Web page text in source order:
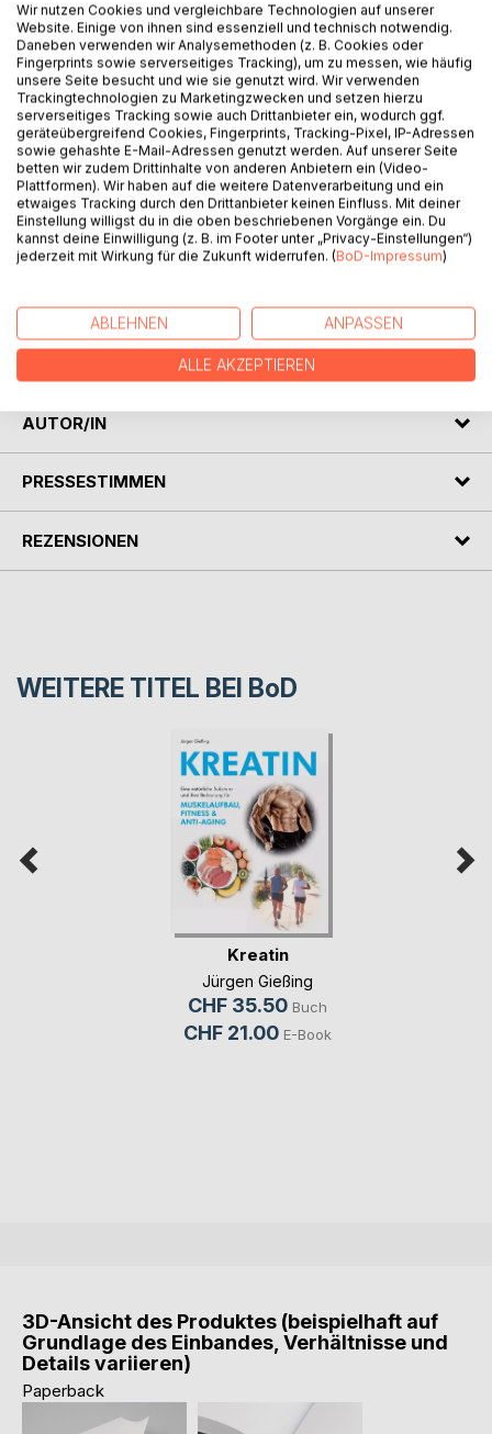
Das HIT (Hochintensitätstraining) gilt zu Recht als die
effizienteste aller Methoden für mehr Muskelmasse und
Fitness. Mit keiner anderen Trainingsmethode lassen sich
bei sehr geringem Zeitaufwand derart ausgeprägte
Verbesserungen und Leistungssteigerungen erzielen. Zwei
Trainingseinheiten pro Woche von wenigen Minuten Dauer
reichen vollkommen aus, um die gewünschten Ergebnisse
zu erreichen. Dies gelingt durch die Konzentration auf die
richtige Technik, langsame Übungsausführung und eine
angemessene Intensität. Das Buch enthält zahlreiche
Übungsabbildungen und geeignete Beispieltrainingspläne,
die direkt übernommen oder an die eigenen Bedürfnisse
Zusätzlich wird erläutert, welche Missverständnisse zu der
Formel "je mehr Training, desto besser" geführt haben und
warum sich diese Fehleinschätzung bis heute hält.
AUTOR/IN
PRESSESTIMMEN
REZENSIONEN
WEITERE TITEL BEI BoD
Kreatin
Jürgen Gießing
CHF 35.50 Buch
CHF 21.00 E-Book
3D-Ansicht des Produktes (beispielhaft auf
Grundlage des Einbandes, Verhältnisse und
Details variieren)
Paperback
Wir nutzen Cookies und vergleichbare Technologien auf unserer
Website. Einige von ihnen sind essenziell und technisch notwendig.
Daneben verwenden wir Analysemethoden (z. B. Cookies oder
Fingerprints sowie serverseitiges Tracking), um zu messen, wie häufig
unsere Seite besucht und wie sie genutzt wird. Wir verwenden
Trackingtechnologien zu Marketingzwecken und setzen hierzu
serverseitiges Tracking sowie auch Drittanbieter ein, wodurch ggf.
geräteübergreifend Cookies, Fingerprints, Tracking-Pixel, IP-Adressen
sowie gehashte E-Mail-Adressen genutzt werden. Auf unserer Seite
betten wir zudem Drittinhalte von anderen Anbietern ein (Video-
Plattformen). Wir haben auf die weitere Datenverarbeitung und ein
etwaiges Tracking durch den Drittanbieter keinen Einfluss. Mit deiner
Einstellung willigst du in die oben beschriebenen Vorgänge ein. Du
kannst deine Einwilligung (z. B. im Footer unter „Privacy-Einstellungen“)
jederzeit mit Wirkung für die Zukunft widerrufen. (BoD-Impressum)
ABLEHNEN ANPASSEN
ALLE AKZEPTIEREN